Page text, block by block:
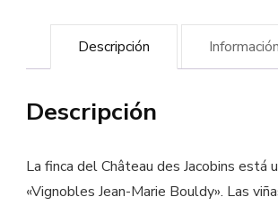
cantidad
Descripción
Descripción
La finca del Château des Jacobins está
«Vignobles Jean-Marie Bouldy». Las